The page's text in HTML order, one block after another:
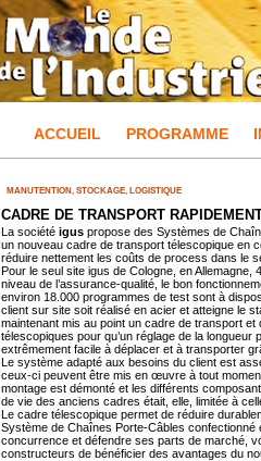
ACCUEIL PROGRAMME
MANUTENTION, STOCKAGE, LOGISTIQUE
CADRE DE TRANSPORT
La société igus propose des Systèmes de
un nouveau cadre de transport télescopique en
réduire nettement les coûts de process dans le
Pour le seul site igus de Cologne, en
niveau de l’assurance-qualité, le bon
environ 18.000 programmes de test sont à
client sur site soit réalisé en acier et atteigne le
maintenant mis au point un cadre de transport
télescopiques pour qu’un réglage de la
extrêmement facile à déplacer et à transporter
Le système adapté aux besoins du client est
ceux-ci peuvent être mis en œuvre à tout
montage est démonté et les différents
de vie des anciens cadres était, elle, limitée à
Le cadre télescopique permet de réduire
Système de Chaînes Porte-Câbles
concurrence et défendre ses parts de marché,
constructeurs de bénéficier des avantages du